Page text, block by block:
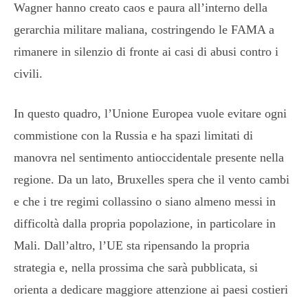
Wagner hanno creato caos e paura all’interno della
gerarchia militare maliana, costringendo le FAMA a
rimanere in silenzio di fronte ai casi di abusi contro i
civili.
In questo quadro, l’Unione Europea vuole evitare ogni
commistione con la Russia e ha spazi limitati di
manovra nel sentimento antioccidentale presente nella
regione. Da un lato, Bruxelles spera che il vento cambi
e che i tre regimi collassino o siano almeno messi in
difficoltà dalla propria popolazione, in particolare in
Mali. Dall’altro, l’UE sta ripensando la propria
strategia e, nella prossima che sarà pubblicata, si
orienta a dedicare maggiore attenzione ai paesi costieri